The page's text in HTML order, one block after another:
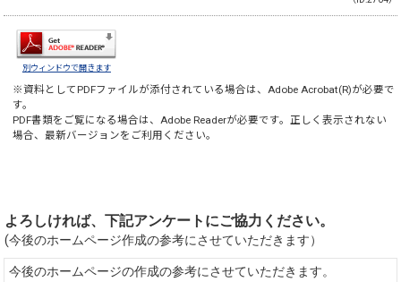
別ウィンドウで開きます
※資料としてPDFファイルが添付されている場合は、 Adobe Acrobat(R)が必要で
す。
PDF書類をご覧になる場合は、 Adobe Readerが必要です。正しく表示されない
場合、最新バージョンをご利用ください。